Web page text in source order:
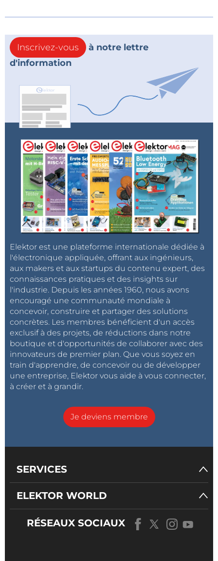
Inscrivez-vous
à notre lettre
d'information
Elektor est une plateforme internationale dédiée à
l'électronique appliquée, offrant aux ingénieurs,
aux makers et aux startups du contenu expert, des
connaissances pratiques et des insights sur
l'industrie. Depuis les années 1960, nous avons
encouragé une communauté mondiale à
concevoir, construire et partager des solutions
concrètes. Les membres bénéficient d'un accès
exclusif à des projets, de réductions dans notre
boutique et d'opportunités de collaborer avec des
innovateurs de premier plan. Que vous soyez en
train d'apprendre, de concevoir ou de développer
une entreprise, Elektor vous aide à vous connecter,
à créer et à grandir.
Je deviens membre
SERVICES
ELEKTOR WORLD
RÉSEAUX SOCIAUX